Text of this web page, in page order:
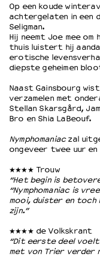
OVER LANTARENVENSTER
Wat we doen
Werken bij
Word vriend
Historie
Huisregels
Privacyverklaring
Integriteits- en
Duurzaamheid
Culturele boycot
Ruimte voor artistieke
Op een koude
achtergelaten in een
Seligman.
Hij neemt Joe mee
thuis luistert hij
erotische
diepste geheimen
Naast Gainsbourg
verzamelen met
Stellan Skarsgård,
Bro en Shia LaBeouf.
Nymphomaniaczal
ongeveer twee uur
★★★★ Trouw
“Het begin is
“Nymphomaniac is
mooi, duister en toch
zijn.”
★★★★ de Volkskrant
“Dit eerste deel
met von Trier verder